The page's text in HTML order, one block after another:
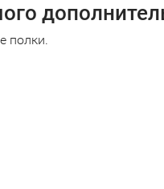
полки.